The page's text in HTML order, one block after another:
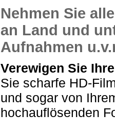
Nehmen Sie
an Land und
Aufnahmen
Verewigen Sie
Sie scharfe HD-
und sogar von
hochauflösenden